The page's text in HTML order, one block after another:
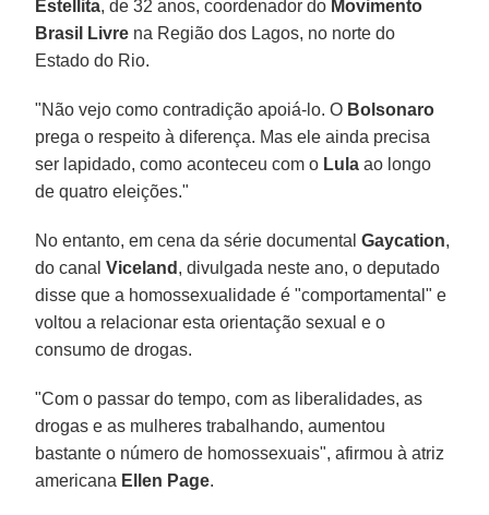
Estellita, de 32 anos, coordenador do Movimento
Brasil Livre na Região dos Lagos, no norte do
Estado do Rio.
"Não vejo como contradição apoiá-lo. O Bolsonaro
prega o respeito à diferença. Mas ele ainda precisa
ser lapidado, como aconteceu com o Lula ao longo
de quatro eleições."
No entanto, em cena da série documentalGaycation,
do canalViceland , divulgada neste ano, o deputado
disse que a homossexualidade é "comportamental" e
voltou a relacionar esta orientação sexual e o
consumo de drogas.
"Com o passar do tempo, com as liberalidades, as
drogas e as mulheres trabalhando, aumentou
bastante o número de homossexuais", afirmou à atriz
americana Ellen Page.